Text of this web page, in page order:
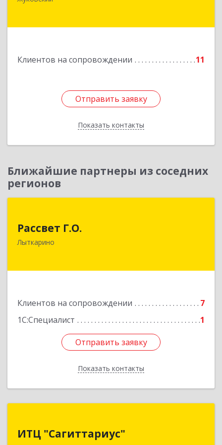
Клиентов на сопровождении 11
Отправить заявку
Показать контакты
Подробнее
Отправить заявку
Назад
Ближайшие партнеры из соседних
регионов
Рассвет Г.О.
Лыткарино
Клиентов на сопровождении
7
1С:Специалист
1
Отправить заявку
Показать контакты
Подробнее
Отправить заявку
Назад
ИТЦ "Сагиттариус"
140103, Московская обл, Раменское г,